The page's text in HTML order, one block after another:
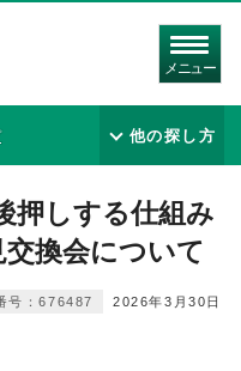
メニュー
他の探し方
しする仕組み
換会について
2026年3月30日
号：676487